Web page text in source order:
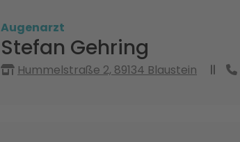
Augenarzt
Stefan Gehring
Hummelstraße 2, 89134 Blaustein